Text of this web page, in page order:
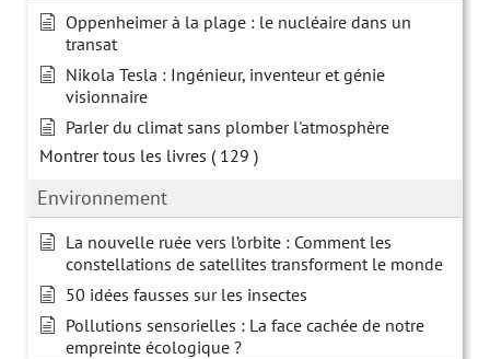
Oppenheimer à la plage : le nucléaire dans un
transat
Nikola Tesla : Ingénieur, inventeur et génie
visionnaire
Parler du climat sans plomber l'atmosphère
Montrer tous les livres ( 129 )
Environnement
La nouvelle ruée vers l’orbite : Comment les
constellations de satellites transforment le monde
50 idées fausses sur les insectes
Pollutions sensorielles : La face cachée de notre
empreinte écologique ?